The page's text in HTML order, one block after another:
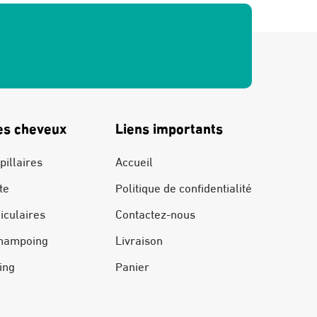
cheveux Liens importants
Accueil
Politique de confidentialité
Contactez-nous
Livraison
Panier